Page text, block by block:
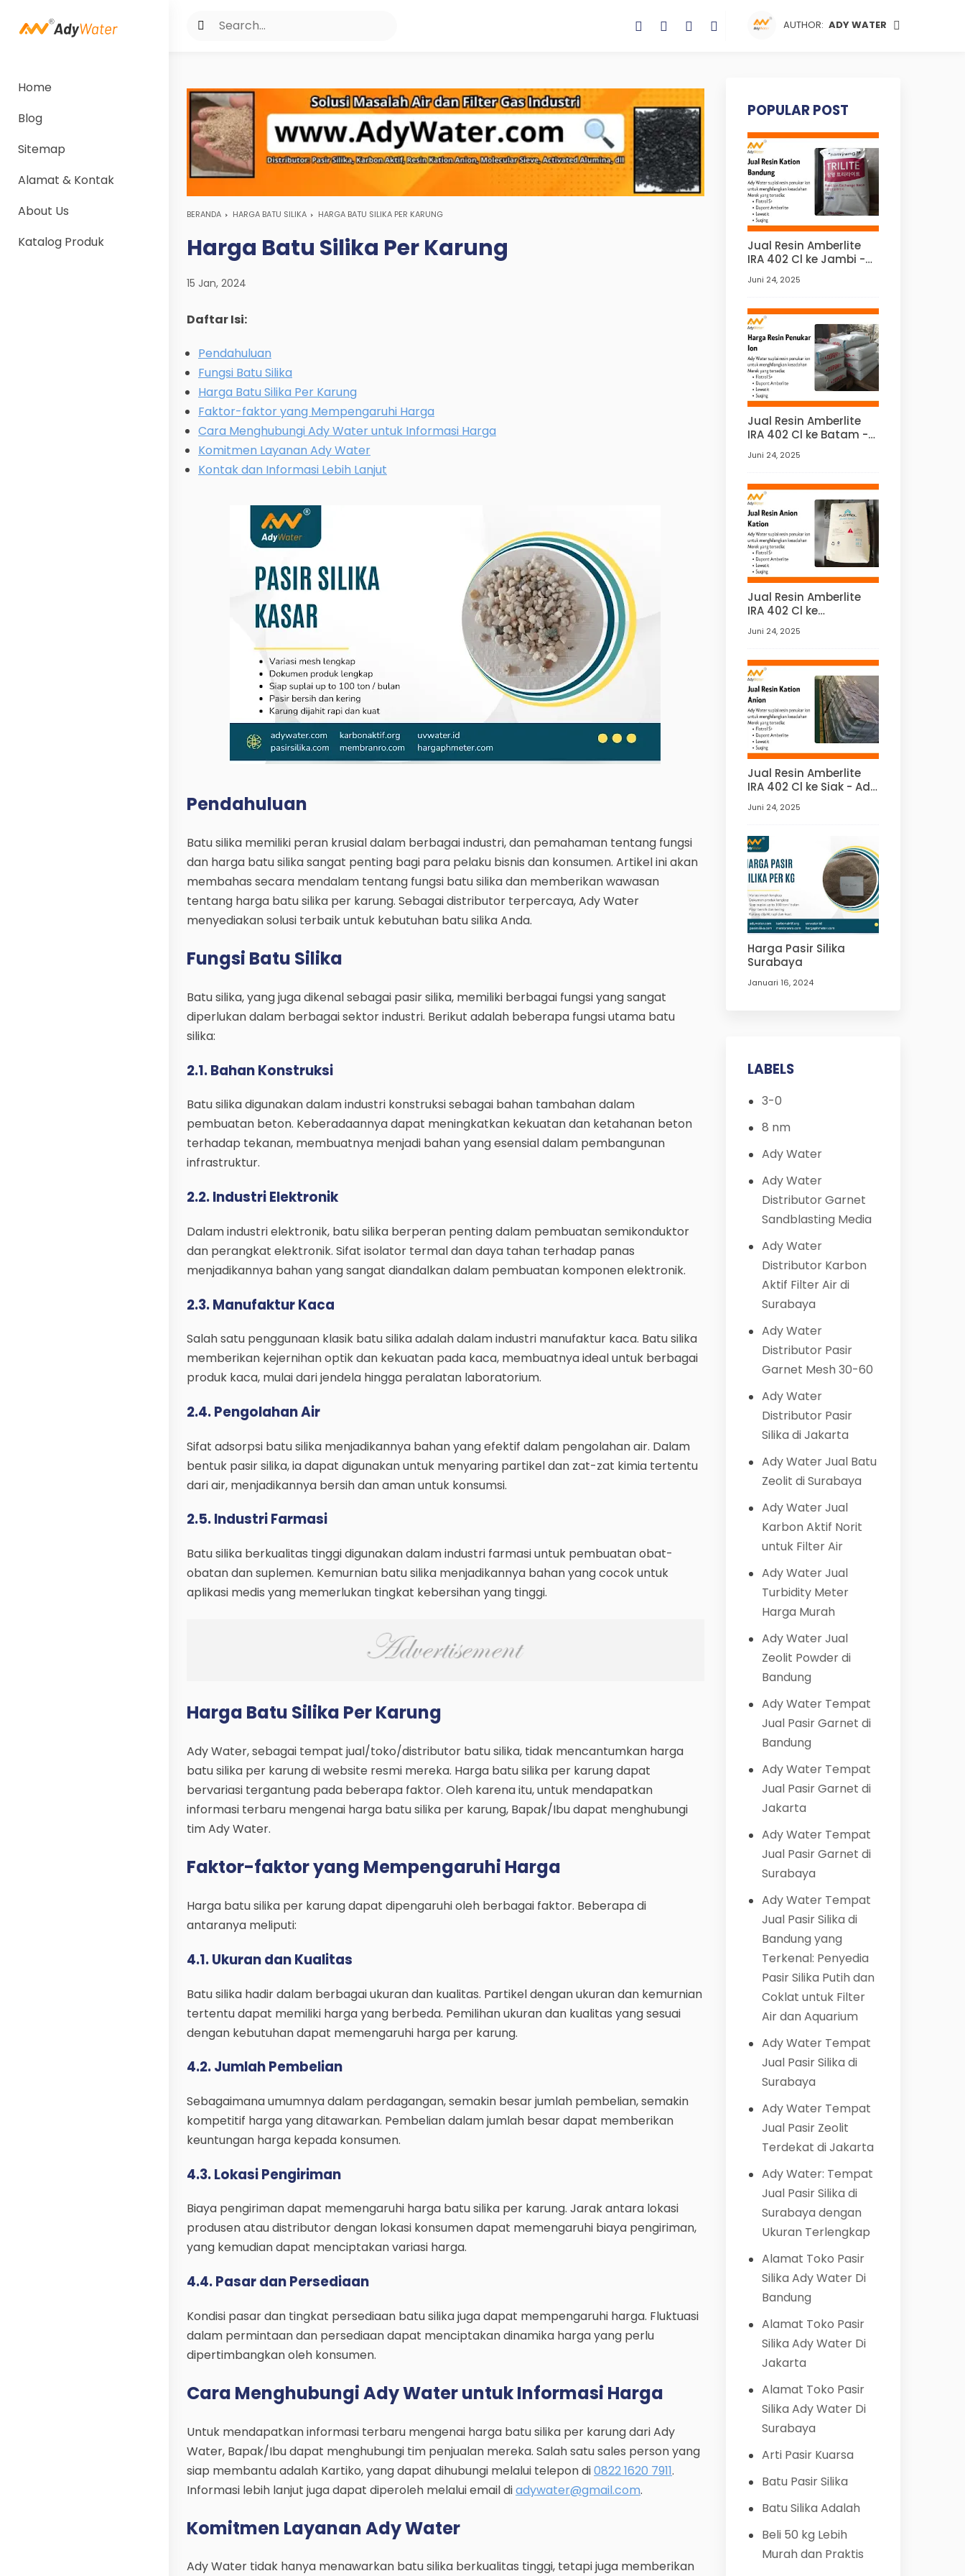
AUTHOR: ADY WATER
Home
Blog
Sitemap
Alamat & Kontak
About Us
Katalog Produk
BERANDA HARGA BATU SILIKA HARGA BATU SILIKA PER KARUNG
Harga Batu Silika Per Karung
15 Jan, 2024
Daftar Isi:
Pendahuluan
Fungsi Batu Silika
Harga Batu Silika Per Karung
Faktor-faktor yang Mempengaruhi Harga
Cara Menghubungi Ady Water untuk Informasi Harga
Komitmen Layanan Ady Water
Kontak dan Informasi Lebih Lanjut
Pendahuluan
Batu silika memiliki peran krusial dalam berbagai industri, dan pemahaman tentang fungsi
dan harga batu silika sangat penting bagi para pelaku bisnis dan konsumen. Artikel ini akan
membahas secara mendalam tentang fungsi batu silika dan memberikan wawasan
tentang harga batu silika per karung. Sebagai distributor terpercaya, Ady Water
menyediakan solusi terbaik untuk kebutuhan batu silika Anda.
Fungsi Batu Silika
Batu silika, yang juga dikenal sebagai pasir silika, memiliki berbagai fungsi yang sangat
diperlukan dalam berbagai sektor industri. Berikut adalah beberapa fungsi utama batu
silika:
2.1. Bahan Konstruksi
Batu silika digunakan dalam industri konstruksi sebagai bahan tambahan dalam
pembuatan beton. Keberadaannya dapat meningkatkan kekuatan dan ketahanan beton
terhadap tekanan, membuatnya menjadi bahan yang esensial dalam pembangunan
infrastruktur.
2.2. Industri Elektronik
Dalam industri elektronik, batu silika berperan penting dalam pembuatan semikonduktor
dan perangkat elektronik. Sifat isolator termal dan daya tahan terhadap panas
menjadikannya bahan yang sangat diandalkan dalam pembuatan komponen elektronik.
2.3. Manufaktur Kaca
Salah satu penggunaan klasik batu silika adalah dalam industri manufaktur kaca. Batu silika
memberikan kejernihan optik dan kekuatan pada kaca, membuatnya ideal untuk berbagai
produk kaca, mulai dari jendela hingga peralatan laboratorium.
2.4. Pengolahan Air
Sifat adsorpsi batu silika menjadikannya bahan yang efektif dalam pengolahan air. Dalam
bentuk pasir silika, ia dapat digunakan untuk menyaring partikel dan zat-zat kimia tertentu
dari air, menjadikannya bersih dan aman untuk konsumsi.
2.5. Industri Farmasi
Batu silika berkualitas tinggi digunakan dalam industri farmasi untuk pembuatan obat-
obatan dan suplemen. Kemurnian batu silika menjadikannya bahan yang cocok untuk
aplikasi medis yang memerlukan tingkat kebersihan yang tinggi.
Harga Batu Silika Per Karung
Ady Water, sebagai tempat jual/toko/distributor batu silika, tidak mencantumkan harga
batu silika per karung di website resmi mereka. Harga batu silika per karung dapat
bervariasi tergantung pada beberapa faktor. Oleh karena itu, untuk mendapatkan
informasi terbaru mengenai harga batu silika per karung, Bapak/Ibu dapat menghubungi
tim Ady Water.
Faktor-faktor yang Mempengaruhi Harga
Harga batu silika per karung dapat dipengaruhi oleh berbagai faktor. Beberapa di
antaranya meliputi:
4.1. Ukuran dan Kualitas
Batu silika hadir dalam berbagai ukuran dan kualitas. Partikel dengan ukuran dan kemurnian
tertentu dapat memiliki harga yang berbeda. Pemilihan ukuran dan kualitas yang sesuai
dengan kebutuhan dapat memengaruhi harga per karung.
4.2. Jumlah Pembelian
Sebagaimana umumnya dalam perdagangan, semakin besar jumlah pembelian, semakin
kompetitif harga yang ditawarkan. Pembelian dalam jumlah besar dapat memberikan
keuntungan harga kepada konsumen.
4.3. Lokasi Pengiriman
Biaya pengiriman dapat memengaruhi harga batu silika per karung. Jarak antara lokasi
produsen atau distributor dengan lokasi konsumen dapat memengaruhi biaya pengiriman,
yang kemudian dapat menciptakan variasi harga.
4.4. Pasar dan Persediaan
Kondisi pasar dan tingkat persediaan batu silika juga dapat mempengaruhi harga. Fluktuasi
dalam permintaan dan persediaan dapat menciptakan dinamika harga yang perlu
dipertimbangkan oleh konsumen.
Cara Menghubungi Ady Water untuk Informasi Harga
Untuk mendapatkan informasi terbaru mengenai harga batu silika per karung dari Ady
Water, Bapak/Ibu dapat menghubungi tim penjualan mereka. Salah satu sales person yang
siap membantu adalah Kartiko, yang dapat dihubungi melalui telepon di0822 1620 7911.
Informasi lebih lanjut juga dapat diperoleh melalui email diadywater@gmail.com.
Komitmen Layanan Ady Water
Ady Water tidak hanya menawarkan batu silika berkualitas tinggi, tetapi juga memberikan
POPULAR POST
Jual Resin Amberlite
IRA 402 Cl ke Jambi -
Juni 24, 2025
Jual Resin Amberlite
IRA 402 Cl ke Batam -
Ady Water
Juni 24, 2025
Jual Resin Amberlite
IRA 402 Cl ke
Water
Juni 24, 2025
Jual Resin Amberlite
IRA 402 Cl ke Siak - Ady
Juni 24, 2025
Harga Pasir Silika
Surabaya
Januari 16, 2024
LABELS
3-0
8 nm
Ady Water
Ady Water
Distributor Garnet
Sandblasting Media
Ady Water
Distributor Karbon
Aktif Filter Air di
Surabaya
Ady Water
Distributor Pasir
Garnet Mesh 30-60
Ady Water
Distributor Pasir
Silika di Jakarta
Ady Water Jual Batu
Zeolit di Surabaya
Ady Water Jual
Karbon Aktif Norit
untuk Filter Air
Ady Water Jual
Turbidity Meter
Harga Murah
Ady Water Jual
Zeolit Powder di
Bandung
Ady Water Tempat
Jual Pasir Garnet di
Bandung
Ady Water Tempat
Jual Pasir Garnet di
Jakarta
Ady Water Tempat
Jual Pasir Garnet di
Surabaya
Ady Water Tempat
Jual Pasir Silika di
Bandung yang
Terkenal: Penyedia
Pasir Silika Putih dan
Coklat untuk Filter
Air dan Aquarium
Ady Water Tempat
Jual Pasir Silika di
Surabaya
Ady Water Tempat
Jual Pasir Zeolit
Terdekat di Jakarta
Ady Water: Tempat
Jual Pasir Silika di
Surabaya dengan
Ukuran Terlengkap
Alamat Toko Pasir
Silika Ady Water Di
Bandung
Alamat Toko Pasir
Silika Ady Water Di
Jakarta
Alamat Toko Pasir
Silika Ady Water Di
Surabaya
Arti Pasir Kuarsa
Batu Pasir Silika
Batu Silika Adalah
Beli 50 kg Lebih
Murah dan Praktis